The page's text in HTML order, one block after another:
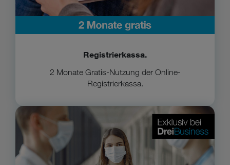
Registrierkassa.
2 Monate Gratis-Nutzung der Online-
Registrierkassa.
Care01